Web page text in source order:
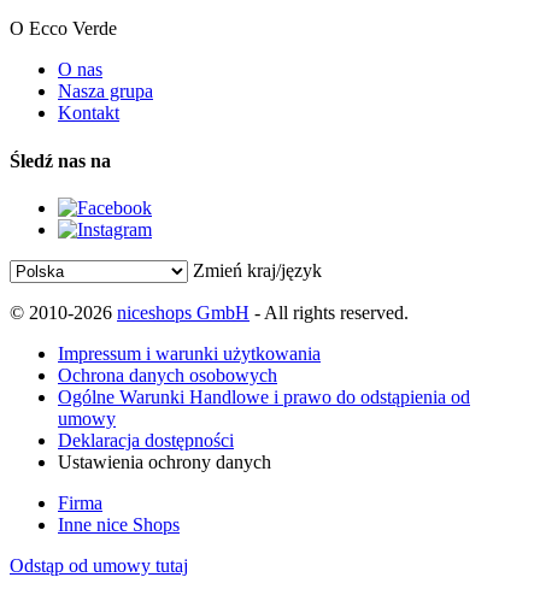
O Ecco Verde
O nas
Nasza grupa
Kontakt
Śledź nas na
Zmień kraj/język
© 2010-2026 niceshops GmbH - All rights reserved.
Impressum i warunki użytkowania
Ochrona danych osobowych
Ogólne Warunki Handlowe i prawo do odstąpienia od
umowy
Deklaracja dostępności
Ustawienia ochrony danych
Firma
Inne nice Shops
Odstąp od umowy tutaj